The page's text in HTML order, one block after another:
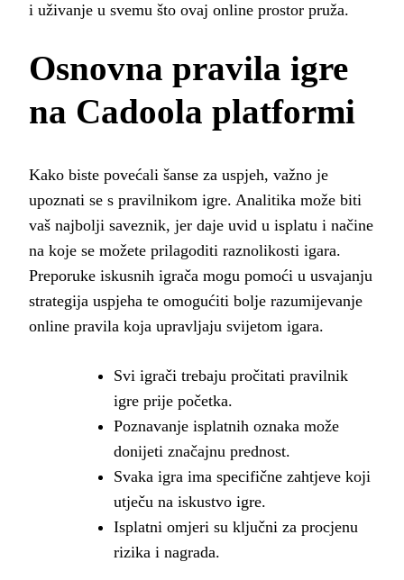
i uživanje u svemu što ovaj online prostor pruža.
Osnovna pravila igre
na Cadoola platformi
Kako biste povećali šanse za uspjeh, važno je
upoznati se s pravilnikom igre. Analitika može biti
vaš najbolji saveznik, jer daje uvid u isplatu i načine
na koje se možete prilagoditi raznolikosti igara.
Preporuke iskusnih igrača mogu pomoći u usvajanju
strategija uspjeha te omogućiti bolje razumijevanje
online pravila koja upravljaju svijetom igara.
Svi igrači trebaju pročitati pravilnik
igre prije početka.
Poznavanje isplatnih oznaka može
donijeti značajnu prednost.
Svaka igra ima specifične zahtjeve koji
utječu na iskustvo igre.
Isplatni omjeri su ključni za procjenu
rizika i nagrada.